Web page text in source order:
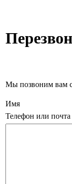
Мы позвоним вам
Имя
Телефон или почта